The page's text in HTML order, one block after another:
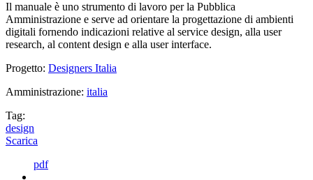
Il manuale è uno strumento di lavoro per la Pubblica
Amministrazione e serve ad orientare la progettazione di ambienti
digitali fornendo indicazioni relative al service design, alla user
research, al content design e alla user interface.
Progetto: Designers Italia
Amministrazione: italia
Tag:
design
Scarica
pdf